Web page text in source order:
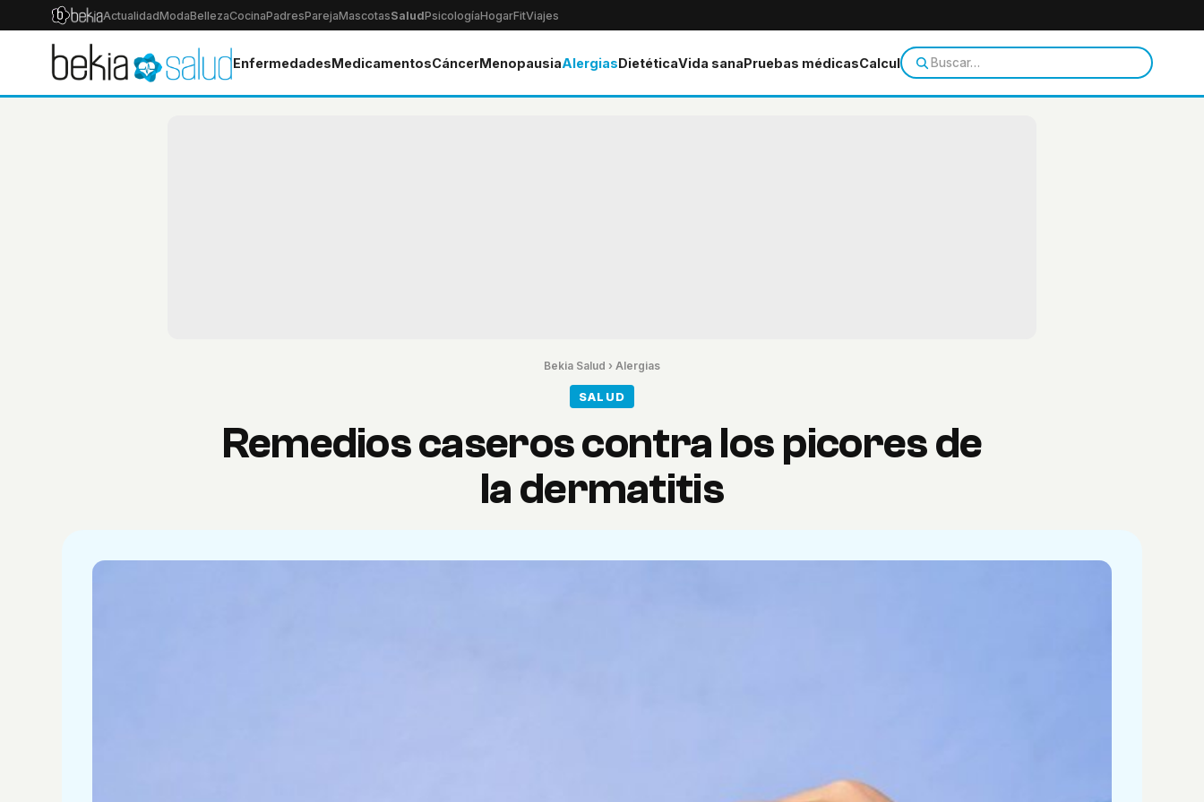
ActualidadModaBellezaCocinaPadresParejaMascotasSaludPsicologíaHogarFitViajes
EnfermedadesMedicamentosCáncerMenopausiaAlergiasDietéticaVida sanaPruebas médicasCalculadorasTemas de salud
Bekia Salud › Alergias
SALUD
Remedios caseros contra los picores de
la dermatitis